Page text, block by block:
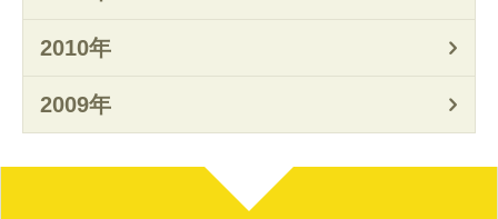
2010年
2009年